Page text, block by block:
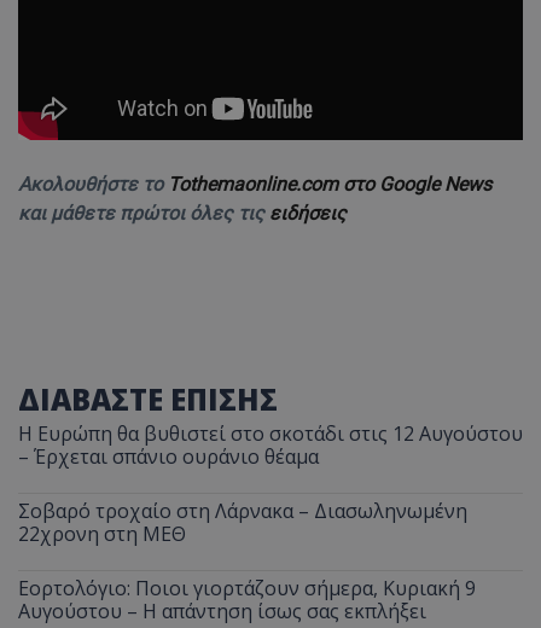
Ακολουθήστε το Tothemaonline.com στο Google News
και μάθετε πρώτοι όλες τις ειδήσεις
ΔΙΑΒΑΣΤΕ ΕΠΙΣΗΣ
Η Ευρώπη θα βυθιστεί στο σκοτάδι στις 12 Αυγούστου
– Έρχεται σπάνιο ουράνιο θέαμα
Σοβαρό τροχαίο στη Λάρνακα – Διασωληνωμένη
22χρονη στη ΜΕΘ
Εορτολόγιο: Ποιοι γιορτάζουν σήμερα, Κυριακή 9
Αυγούστου – Η απάντηση ίσως σας εκπλήξει